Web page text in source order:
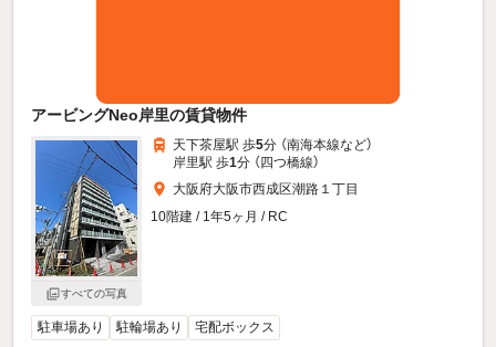
アービングNeo岸里の賃貸物件
すべての写真
天下茶屋駅 歩5分 （南海本線など）
岸里駅 歩1分 （四つ橋線）
大阪府大阪市西成区潮路１丁目
10階建 / 1年5ヶ月 / RC
駐車場あり 駐輪場あり 宅配ボックス